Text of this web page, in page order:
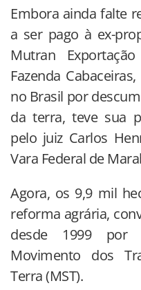
Embora ainda falte
a ser pago à ex-
Mutran
Fazenda
no Brasil por
da terra, teve sua
pelo juiz Carlos
Vara Federal de
Agora, os 9,9 mil
reforma agrária,
desde 1999 por
Movimento dos
Terra (MST).